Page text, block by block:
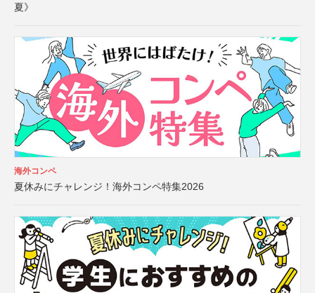
夏》
海外コンペ
夏休みにチャレンジ！海外コンペ特集2026